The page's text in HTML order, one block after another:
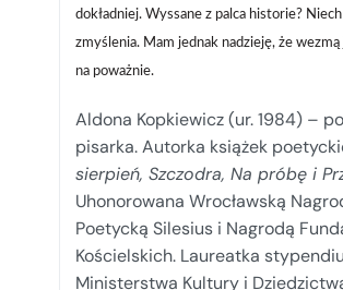
dokładniej. Wyssane z palca historie?
zmyślenia. Mam jednak nadzieję, że
na poważnie.
Aldona Kopkiewicz (ur. 1984) –
pisarka. Autorka książek
sierpień, Szczodra, Na próbę i
Uhonorowana Wrocławską
Poetycką Silesius i Nagrodą
Kościelskich. Laureatka
Ministerstwa Kultury i